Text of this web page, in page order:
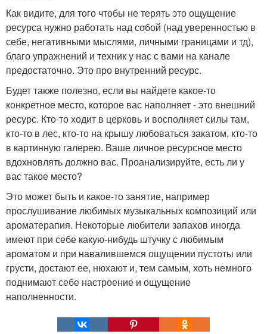
Как видите, для того чтобы не терять это ощущение
ресурса нужно работать над собой (над уверенностью в
себе, негативными мыслями, личными границами и тд),
благо упражнений и техник у нас с вами на канале
предостаточно. Это про внутренний ресурс.
Будет также полезно, если вы найдете какое-то
конкретное место, которое вас наполняет - это внешний
ресурс. Кто-то ходит в церковь и восполняет силы там,
кто-то в лес, кто-то на крышу любоваться закатом, кто-то
в картинную галерею. Ваше личное ресурсное место
вдохновлять должно вас. Проанализируйте, есть ли у
вас такое место?
Это может быть и какое-то занятие, например
прослушивание любимых музыкальных композиций или
ароматерапия. Некоторые любители запахов иногда
имеют при себе какую-нибудь штучку с любимым
ароматом и при навалившемся ощущении пустоты или
грусти, достают ее, нюхают и, тем самым, хоть немного
поднимают себе настроение и ощущение
наполненности.